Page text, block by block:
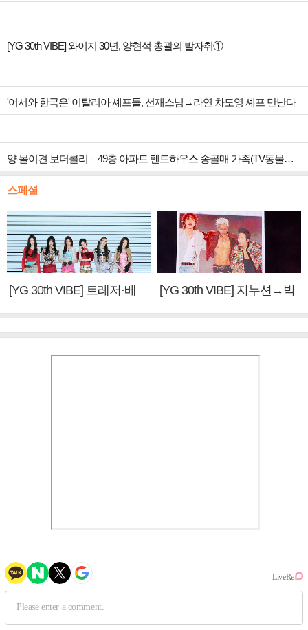
[YG 30th VIBE] 와이지 30년, 양현석 총괄의 발자취①
'어서와 한국은' 이탈리아 셰프들, 선재스님→라연 차도영 셰프 만난다
양 몰이견 보더콜리ㆍ49층 아파트 펜트하우스 송골매 가족(TV동물농장)
스페셜
[YG 30th VIBE] 트레저·베
[YG 30th VIBE] 지누션→빅